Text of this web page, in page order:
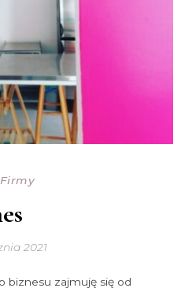
2021
biznesu zajmuję się od